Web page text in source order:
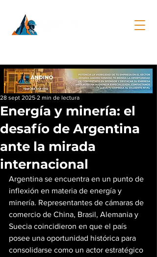
Energía y minería: el
desafío de Argentina
ante la mirada
internacional
28 sept 2025 2 min de lectura
Argentina se encuentra en un punto de
inflexión en materia de energía y
minería. Representantes de cámaras de
comercio de China, Brasil, Alemania y
Suecia coincidieron en que el país
posee una oportunidad histórica para
consolidarse como un actor estratégico